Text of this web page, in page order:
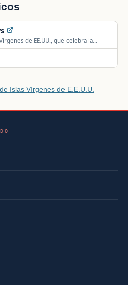
de EE.UU., que celebra la
territorio desde 1930.
Islas Vírgenes de E.E.U.U.